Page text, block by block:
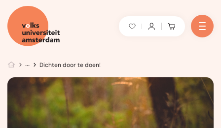
Dichten door te doen!